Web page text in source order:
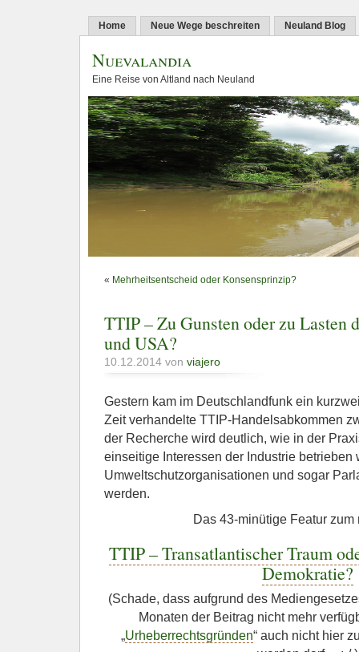
Home Neue Wege beschreiten Neuland Blog
Nuevalandia
Eine Reise von Altland nach Neuland
« Mehrheitsentscheid oder Konsensprinzip?
TTIP – Zu Gunsten oder zu Lasten
und USA?
10.12.2014 von viajero
Gestern kam im Deutschlandfunk ein
Zeit verhandelte TTIP-Handelsabkommen
der Recherche wird deutlich, wie in der
einseitige Interessen der Industrie betrieben
Umweltschutzorganisationen und sogar
werden.
Das 43-minütige Featur zum
TTIP – Transatlantischer Traum
Demokratie?
(Schade, dass aufgrund des
Monaten der Beitrag nicht mehr
„Urheberrechtsgründen“ auch nicht hier